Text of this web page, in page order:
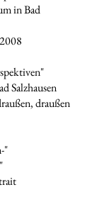
in Bad
Salzhausen
draußen
"